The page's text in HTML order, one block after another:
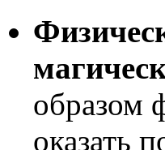
образом
оказать